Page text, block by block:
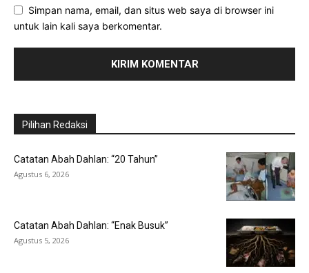
Simpan nama, email, dan situs web saya di browser ini
untuk lain kali saya berkomentar.
Pilihan Redaksi
Catatan Abah Dahlan: “20 Tahun”
Agustus 6, 2026
Catatan Abah Dahlan: “Enak Busuk”
Agustus 5, 2026